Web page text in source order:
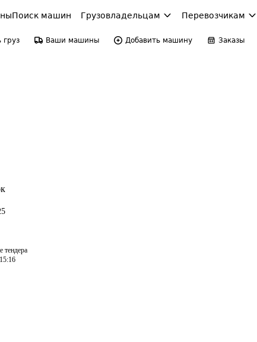
Поиск машин Грузовладельцам Перевозчикам
груз Ваши машины Добавить машину Заказы
тендера